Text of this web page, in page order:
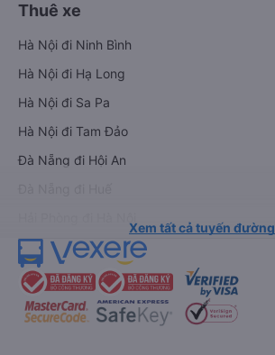
Thuê xe
Hà Nội đi Ninh Bình
Hà Nội đi Hạ Long
Hà Nội đi Sa Pa
Hà Nội đi Tam Đảo
Đà Nẵng đi Hội An
Xem tất cả tuyến đường